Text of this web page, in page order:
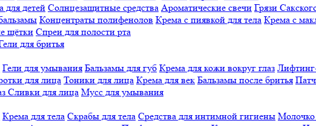
для детей Солнцезащитные средства Ароматические свечи Грязи
Концентраты полифенолов Крема с пиявкой для тела Крема с
щётки Спреи для полости рта
для бритья
Гели для умывания Бальзамы для губ Крема для кожи вокруг глаз
для лица Тоники для лица Крема для век Бальзамы после бритья
Сливки для лица Мусс для умывания
Крема для тела Скрабы для тела Средства для интимной гигиены Молочко